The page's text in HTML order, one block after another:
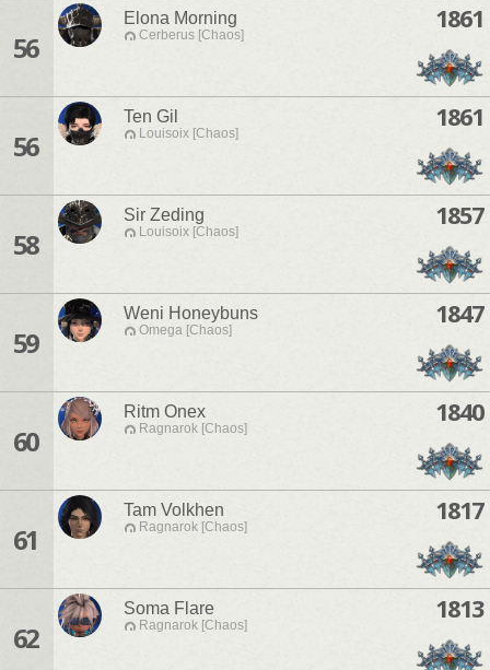
56
Elona Morning
Cerberus [Chaos]
1861
56
Ten Gil
Louisoix [Chaos]
1861
58
Sir Zeding
Louisoix [Chaos]
1857
59
Weni Honeybuns
Omega [Chaos]
1847
60
Ritm Onex
Ragnarok [Chaos]
1840
61
Tam Volkhen
Ragnarok [Chaos]
1817
62
Soma Flare
Ragnarok [Chaos]
1813